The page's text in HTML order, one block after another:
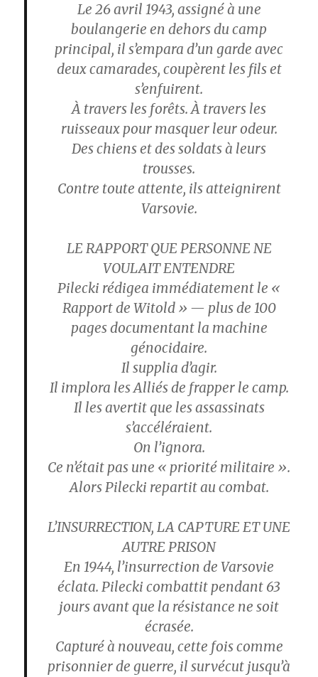
Le 26 avril 1943, assigné à une
boulangerie en dehors du camp
principal, il s’empara d’un garde avec
deux camarades, coupèrent les fils et
s’enfuirent.
À travers les forêts. À travers les
ruisseaux pour masquer leur odeur.
Des chiens et des soldats à leurs
trousses.
Contre toute attente, ils atteignirent
Varsovie.
LE RAPPORT QUE PERSONNE NE
VOULAIT ENTENDRE
Pilecki rédigea immédiatement le «
Rapport de Witold » — plus de 100
pages documentant la machine
génocidaire.
Il supplia d’agir.
Il implora les Alliés de frapper le camp.
Il les avertit que les assassinats
s’accéléraient.
On l’ignora.
Ce n’était pas une « priorité militaire ».
Alors Pilecki repartit au combat.
L’INSURRECTION, LA CAPTURE ET UNE
AUTRE PRISON
En 1944, l’insurrection de Varsovie
éclata. Pilecki combattit pendant 63
jours avant que la résistance ne soit
écrasée.
Capturé à nouveau, cette fois comme
prisonnier de guerre, il survécut jusqu’à